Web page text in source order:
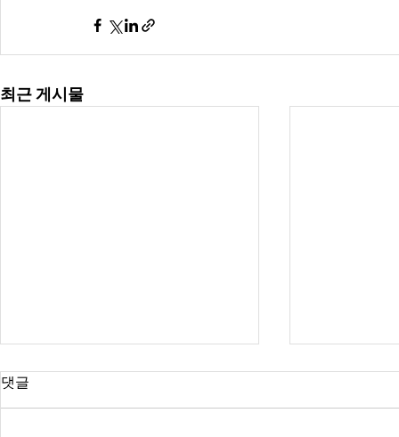
최근 게시물
신주발행 공고
주식회사 지비유데이터링크스 신
신주발행
주식회사 지
댓글